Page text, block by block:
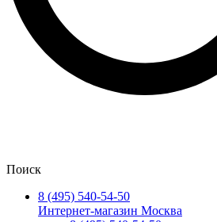
Поиск
8 (495) 540-54-50
Интернет-магазин Москва